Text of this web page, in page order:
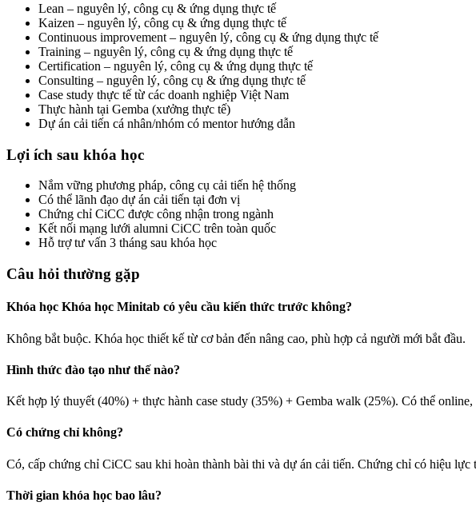
Lean – nguyên lý, công cụ & ứng dụng thực tế
Kaizen – nguyên lý, công cụ & ứng dụng thực tế
Continuous improvement – nguyên lý, công cụ & ứng dụng thực tế
Training – nguyên lý, công cụ & ứng dụng thực tế
Certification – nguyên lý, công cụ & ứng dụng thực tế
Consulting – nguyên lý, công cụ & ứng dụng thực tế
Case study thực tế từ các doanh nghiệp Việt Nam
Thực hành tại Gemba (xưởng thực tế)
Dự án cải tiến cá nhân/nhóm có mentor hướng dẫn
Lợi ích sau khóa học
Nắm vững phương pháp, công cụ cải tiến hệ thống
Có thể lãnh đạo dự án cải tiến tại đơn vị
Chứng chỉ CiCC được công nhận trong ngành
Kết nối mạng lưới alumni CiCC trên toàn quốc
Hỗ trợ tư vấn 3 tháng sau khóa học
Câu hỏi thường gặp
Khóa học Khóa học Minitab có yêu cầu kiến thức trước không?
Không bắt buộc. Khóa học thiết kế từ cơ bản đến nâng cao, phù hợp cả người mới bắt đầu.
Hình thức đào tạo như thế nào?
Kết hợp lý thuyết (40%) + thực hành case study (35%) + Gemba walk (25%). Có thể
Có chứng chỉ không?
Có, cấp chứng chỉ CiCC sau khi hoàn thành bài thi và dự án cải tiến. Chứng chỉ có hiệu lực
Thời gian khóa học bao lâu?